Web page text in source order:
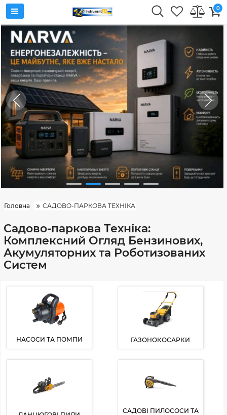
0
Головна САДОВО-ПАРКОВА ТЕХНІКА
Садово-паркова Техніка:
Комплексний Огляд Бензинових,
Акумуляторних та Роботизованих
Систем
НАСОСИ ТА ПОМПИ ГАЗОНОКОСАРКИ
САДОВІ ПИЛОСОСИ ТА